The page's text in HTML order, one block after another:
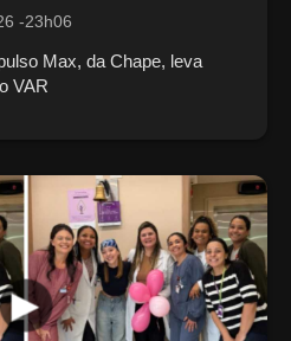
-23h06
Max, da Chape, leva
VAR